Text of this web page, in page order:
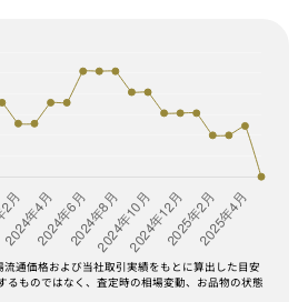
通価格および当社取引実績をもとに算出した目安
るものではなく、査定時の相場変動、お品物の状態